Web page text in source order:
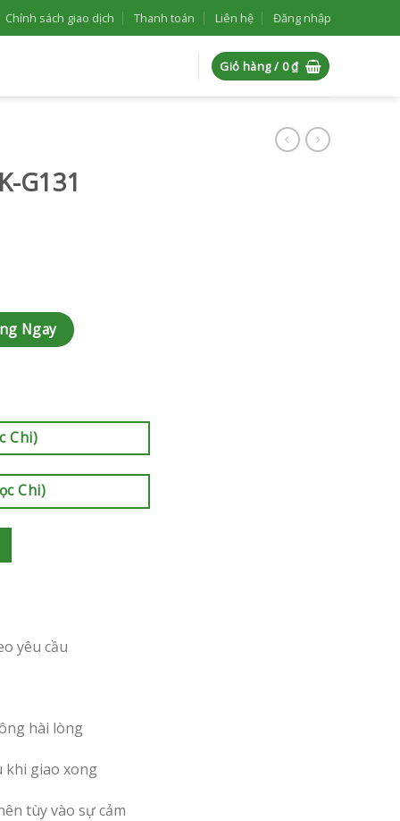
Chính sách giao dịch Thanh toán Liên hệ Đăng nhập
Giỏ hàng / 0₫
G131
Ngay
Chi)
Chi)
yêu cầu
hài lòng
khi giao xong
tùy vào sự cảm